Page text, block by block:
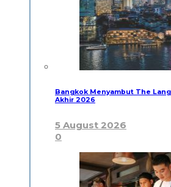
Bangkok Menyambut The
Akhir 2026
5 August 2026
0